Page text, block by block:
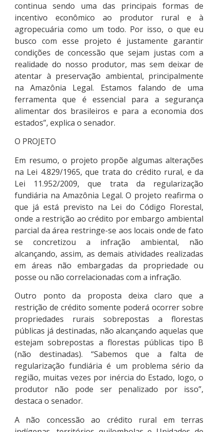
continua sendo uma das principais formas de
incentivo econômico ao produtor rural e à
agropecuária como um todo. Por isso, o que eu
busco com esse projeto é justamente garantir
condições de concessão que sejam justas com a
realidade do nosso produtor, mas sem deixar de
atentar à preservação ambiental, principalmente
na Amazônia Legal. Estamos falando de uma
ferramenta que é essencial para a segurança
alimentar dos brasileiros e para a economia dos
estados”, explica o senador.
O PROJETO
Em resumo, o projeto propõe algumas alterações
na Lei 4.829/1965, que trata do crédito rural, e da
Lei 11.952/2009, que trata da regularização
fundiária na Amazônia Legal. O projeto reafirma o
que já está previsto na Lei do Código Florestal,
onde a restrição ao crédito por embargo ambiental
parcial da área restringe-se aos locais onde de fato
se concretizou a infração ambiental, não
alcançando, assim, as demais atividades realizadas
em áreas não embargadas da propriedade ou
posse ou não correlacionadas com a infração.
Outro ponto da proposta deixa claro que a
restrição de crédito somente poderá ocorrer sobre
propriedades rurais sobrepostas a florestas
públicas já destinadas, não alcançando aquelas que
estejam sobrepostas a florestas públicas tipo B
(não destinadas). “Sabemos que a falta de
regularização fundiária é um problema sério da
região, muitas vezes por inércia do Estado, logo, o
produtor não pode ser penalizado por isso”,
destaca o senador.
A não concessão ao crédito rural em terras